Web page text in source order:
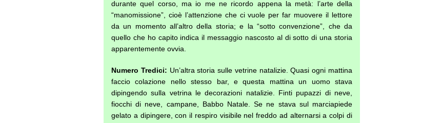
durante quel corso, ma io me ne ricordo appena la metà: l’arte della
“manomissione”, cioè l’attenzione che ci vuole per far muovere il lettore
da un momento all’altro della storia; e la “sotto convenzione”, che da
quello che ho capito indica il messaggio nascosto al di sotto di una storia
apparentemente ovvia.
Numero Tredici: Un’altra storia sulle vetrine natalizie. Quasi ogni mattina
faccio colazione nello stesso bar, e questa mattina un uomo stava
dipingendo sulla vetrina le decorazioni natalizie. Finti pupazzi di neve,
fiocchi di neve, campane, Babbo Natale. Se ne stava sul marciapiede
gelato a dipingere, con il respiro visibile nel freddo ad alternarsi a colpi di